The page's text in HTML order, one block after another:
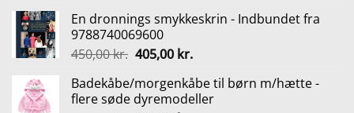
pris
var:
249,95 kr..
pris
159,95 kr..
En dronnings smykkeskrin - Indbundet fra
9788740069600
450,00kr. Den
pris
var:
405,00 kr.Den
pris
er:
Badekåbe/morgenkåbe til børn m/hætte -
flere søde dyremodeller